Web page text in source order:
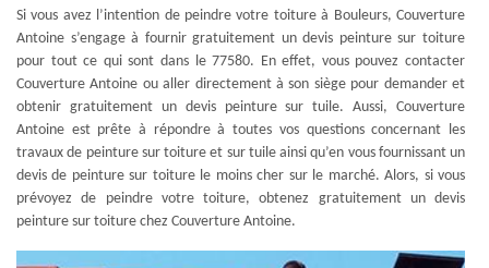
Si vous avez l’intention de peindre votre toiture à Bouleurs, Couverture
Antoine s’engage à fournir gratuitement un devis peinture sur toiture
pour tout ce qui sont dans le 77580. En effet, vous pouvez contacter
Couverture Antoine ou aller directement à son siège pour demander et
obtenir gratuitement un devis peinture sur tuile. Aussi, Couverture
Antoine est prête à répondre à toutes vos questions concernant les
travaux de peinture sur toiture et sur tuile ainsi qu’en vous fournissant un
devis de peinture sur toiture le moins cher sur le marché. Alors, si vous
prévoyez de peindre votre toiture, obtenez gratuitement un devis
peinture sur toiture chez Couverture Antoine.